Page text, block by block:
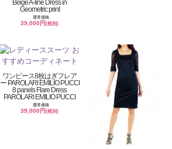
Beige A-line Dress in
Geometric print
通常価格
39,000円(税別)
ワンピース8枚はぎフレア
ー PAROLARI EMILIO PUCCI
8 panels Flare Dress
PAROLARI EMILIO PUCCI
通常価格
39,000円(税別)